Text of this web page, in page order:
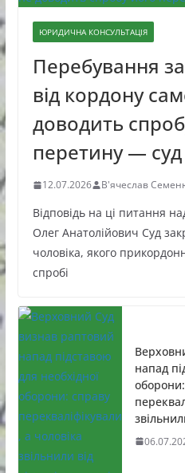
ЮРИДИЧНА КОНСУЛЬТАЦІЯ
Перебування
від кордону
доводить
перетину — суд
12.07.2026 В'ячеслав
Відповідь на ці питання
Олег Анатолійович Суд
чоловіка, якого
спробі
напад